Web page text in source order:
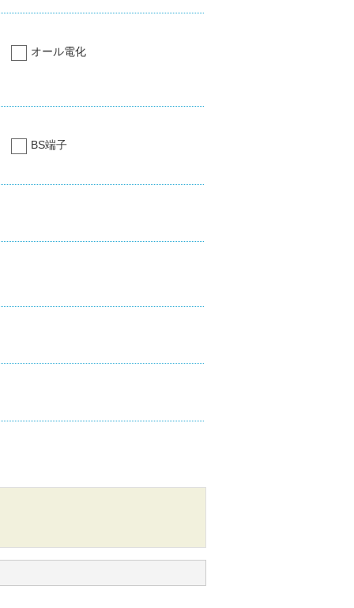
オール電化
BS端子